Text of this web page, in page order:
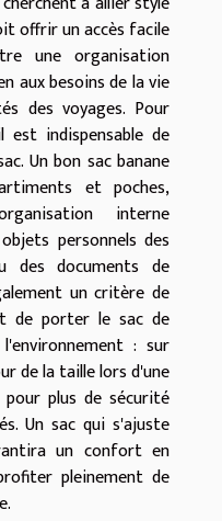
offrir un accès facile
une organisation
aux besoins de la vie
des voyages. Pour
indispensable de
Un bon sac banane
et poches,
interne
personnels des
des documents de
un critère de
de porter le sac de
: sur
de la taille lors d'une
plus de sécurité
Un sac qui s'ajuste
un confort en
pleinement de